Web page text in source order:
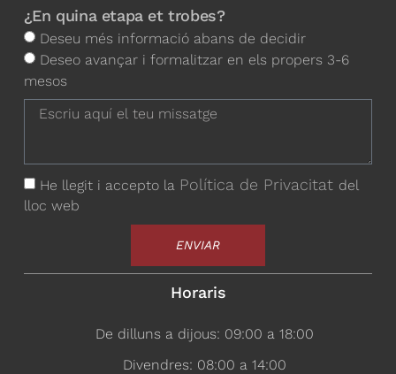
¿En quina etapa et trobes?
Deseu més informació abans de decidir
Deseo avançar i formalitzar en els propers 3-6
mesos
He llegit i accepto la Política de Privacitat del
lloc web
ENVIAR
Horaris
De dilluns a dijous: 09:00 a 18:00
Divendres: 08:00 a 14:00